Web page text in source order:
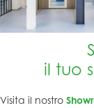
il tuo
Visita il nostro